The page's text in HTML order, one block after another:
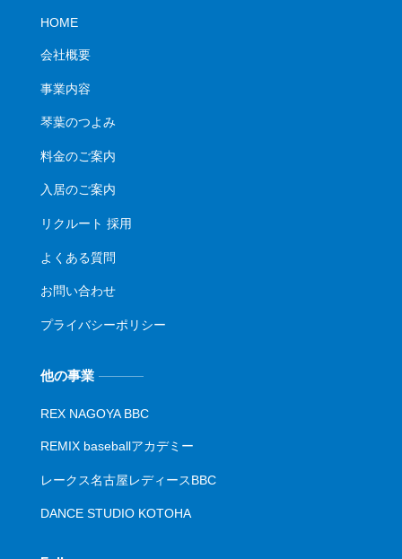
HOME
会社概要
事業内容
琴葉のつよみ
料金のご案内
入居のご案内
リクルート 採用
よくある質問
お問い合わせ
プライバシーポリシー
他の事業
REX NAGOYA BBC
REMIX baseballアカデミー
レークス名古屋レディースBBC
DANCE STUDIO KOTOHA